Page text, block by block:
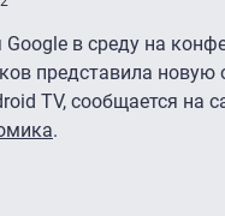
Google в среду на
представила новую
TV, сообщается на
.